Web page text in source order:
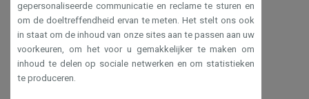
gepersonaliseerde communicatie en reclame te sturen en
om de doeltreffendheid ervan te meten. Het stelt ons ook
in staat om de inhoud van onze sites aan te passen aan uw
voorkeuren, om het voor u gemakkelijker te maken om
inhoud te delen op sociale netwerken en om statistieken
te produceren.